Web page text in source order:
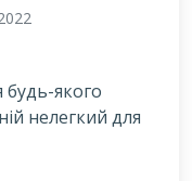
будь-якого
нелегкий для